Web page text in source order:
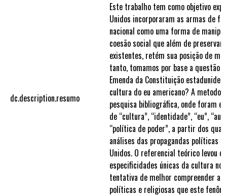
dc.description.resumo
Este trabalho tem como objetivo
Unidos incorporaram as armas de
nacional como uma forma de
coesão social que além de preservar
existentes, retém sua posição de
tanto, tomamos por base a questão
Emenda da Constituição
cultura do eu americano? A
pesquisa bibliográfica, onde foram
de “cultura”, “identidade”, “eu”,
“política de poder”, a partir dos
análises das propagandas políticas
Unidos. O referencial teórico levou
especificidades únicas da cultura
tentativa de melhor compreender
políticas e religiosas que este